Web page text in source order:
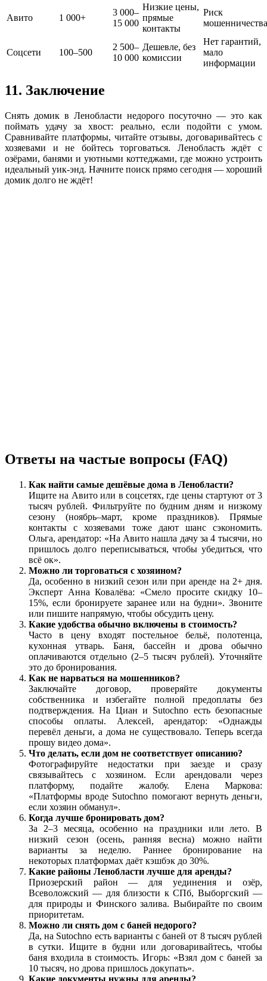
Авито 1 000+
3 000–
15 000
Низкие цены,
прямые
контакты
Риск
мошенничества
Соцсети 100–500
2 500–
10 000
Дешевле, без
комиссии
Нет гарантий,
мало
информации
11. Заключение
Снять домик в Ленобласти недорого посуточно — это как
поймать удачу за хвост: реально, если подойти с умом.
Сравнивайте платформы, читайте отзывы, договаривайтесь с
хозяевами и не бойтесь торговаться. Ленобласть ждёт с
озёрами, банями и уютными коттеджами, где можно устроить
идеальный уик-энд. Начните поиск прямо сегодня — хороший
домик долго не ждёт!
Ответы на частые вопросы (FAQ)
Как найти самые дешёвые дома в Ленобласти?
Ищите на Авито или в соцсетях, где цены стартуют от 3
тысяч рублей. Фильтруйте по будним дням и низкому
сезону (ноябрь–март, кроме праздников). Прямые
контакты с хозяевами тоже дают шанс сэкономить.
Ольга, арендатор: «На Авито нашла дачу за 4 тысячи, но
пришлось долго переписываться, чтобы убедиться, что
всё ок».
Можно ли торговаться с хозяином?
Да, особенно в низкий сезон или при аренде на 2+ дня.
Эксперт Анна Ковалёва: «Смело просите скидку 10–
15%, если бронируете заранее или на будни». Звоните
или пишите напрямую, чтобы обсудить цену.
Какие удобства обычно включены в стоимость?
Часто в цену входят постельное бельё, полотенца,
кухонная утварь. Баня, бассейн и дрова обычно
оплачиваются отдельно (2–5 тысяч рублей). Уточняйте
это до бронирования.
Как не нарваться на мошенников?
Заключайте договор, проверяйте документы
собственника и избегайте полной предоплаты без
подтверждения. На Циан и Sutochno есть безопасные
способы оплаты. Алексей, арендатор: «Однажды
перевёл деньги, а дома не существовало. Теперь всегда
прошу видео дома».
Что делать, если дом не соответствует описанию?
Фотографируйте недостатки при заезде и сразу
связывайтесь с хозяином. Если арендовали через
платформу, подайте жалобу. Елена Маркова:
«Платформы вроде Sutochno помогают вернуть деньги,
если хозяин обманул».
Когда лучше бронировать дом?
За 2–3 месяца, особенно на праздники или лето. В
низкий сезон (осень, ранняя весна) можно найти
варианты за неделю. Раннее бронирование на
некоторых платформах даёт кэшбэк до 30%.
Какие районы Ленобласти лучше для аренды?
Приозерский район — для уединения и озёр,
Всеволожский — для близости к СПб, Выборгский —
для природы и Финского залива. Выбирайте по своим
приоритетам.
Можно ли снять дом с баней недорого?
Да, на Sutochno есть варианты с баней от 8 тысяч рублей
в сутки. Ищите в будни или договаривайтесь, чтобы
баня входила в стоимость. Игорь: «Взял дом с баней за
10 тысяч, но дрова пришлось докупать».
Какие документы нужны для аренды?